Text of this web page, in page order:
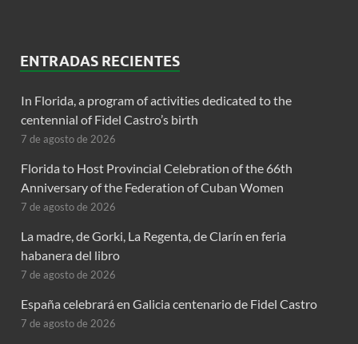
ENTRADAS RECIENTES
In Florida, a program of activities dedicated to the
centennial of Fidel Castro’s birth
7 de agosto de 2026
Florida to Host Provincial Celebration of the 66th
Anniversary of the Federation of Cuban Women
7 de agosto de 2026
La madre, de Gorki, La Regenta, de Clarín en feria
habanera del libro
7 de agosto de 2026
España celebrará en Galicia centenario de Fidel Castro
7 de agosto de 2026